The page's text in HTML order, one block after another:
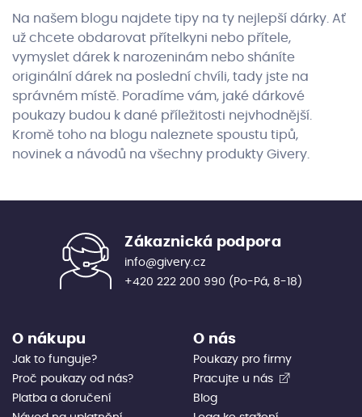
Na našem blogu najdete tipy na ty nejlepší dárky. Ať
už chcete obdarovat přítelkyni nebo přítele,
vymyslet dárek k narozeninám nebo sháníte
originální dárek na poslední chvíli, tady jste na
správném místě. Poradíme vám, jaké dárkové
poukazy budou k dané příležitosti nejvhodnější.
Kromě toho na blogu naleznete spoustu tipů,
novinek a návodů na všechny produkty Givery.
O nákupu
Jak to funguje?
Proč poukazy od nás?
Platba a doručení
O nás
Poukazy pro firmy
Pracujte u nás
Blog
Zákaznická podpora
info@givery.cz
+420 222 200 990 (Po-Pá, 8-18)